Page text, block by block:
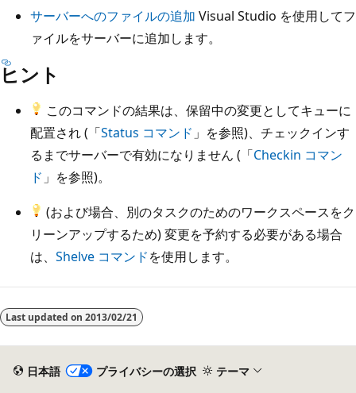
サーバーへのファイルの追加 Visual Studio を使用してフ
ァイルをサーバーに追加します。
ヒント
このコマンドの結果は、保留中の変更としてキューに
配置され (「Status コマンド 」を参照)、チェックインす
るまでサーバーで有効になりません (「Checkin コマン
ド 」を参照)。
(および場合、別のタスクのためのワークスペースをク
リーンアップするため) 変更を予約する必要がある場合
は、 Shelve コマンドを使用します。
Last updated on 2013/02/21
日本語 プライバシーの選択 テーマ